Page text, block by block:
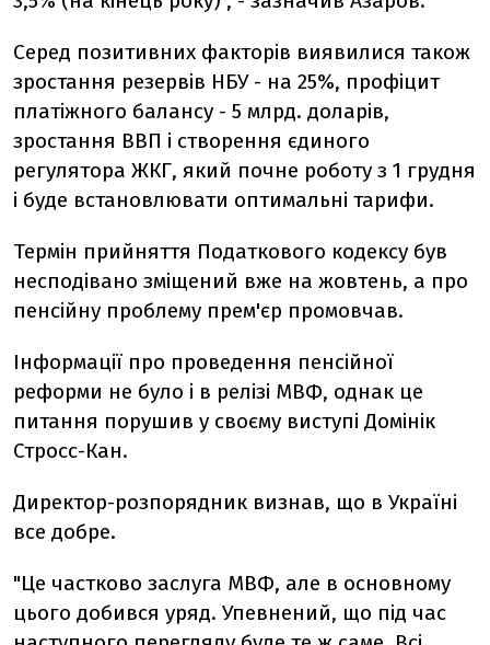
Серед позитивних факторів виявилися також
зростання резервів НБУ - на 25%, профіцит
платіжного балансу - 5 млрд. доларів,
зростання ВВП і створення єдиного
регулятора ЖКГ, який почне роботу з 1 грудня
і буде встановлювати оптимальні тарифи.
Термін прийняття Податкового кодексу був
несподівано зміщений вже на жовтень, а про
пенсійну проблему прем'єр промовчав.
Інформації про проведення пенсійної
реформи не було і в релізі МВФ, однак це
питання порушив у своєму виступі Домінік
Стросс-Кан.
Директор-розпорядник визнав, що в Україні
все добре.
"Це частково заслуга МВФ, але в основному
цього добився уряд. Упевнений, що під час